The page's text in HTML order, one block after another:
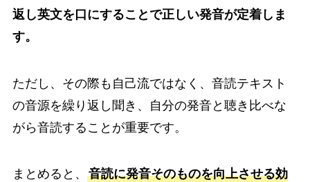
返し英文を口にすることで正しい発音が定着しま
す。
ただし、その際も自己流ではなく、音読テキスト
の音源を繰り返し聞き、自分の発音と聴き比べな
がら音読することが重要です。
まとめると、 音読に発音そのものを向上させる効